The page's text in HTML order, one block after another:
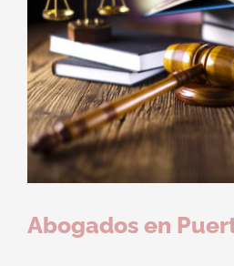
Abogados en